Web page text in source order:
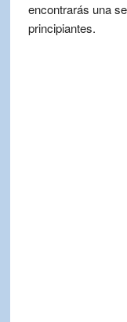
encontrarás una
principiantes.